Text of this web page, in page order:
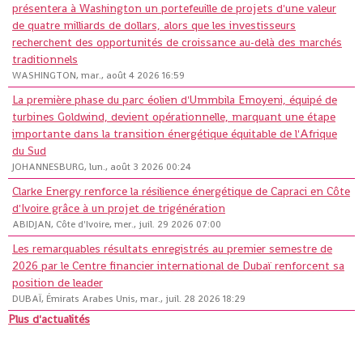
présentera à Washington un portefeuille de projets d'une valeur
de quatre milliards de dollars, alors que les investisseurs
recherchent des opportunités de croissance au-delà des marchés
traditionnels
WASHINGTON, mar., août 4 2026 16:59
La première phase du parc éolien d'Ummbila Emoyeni, équipé de
turbines Goldwind, devient opérationnelle, marquant une étape
importante dans la transition énergétique équitable de l'Afrique
du Sud
JOHANNESBURG, lun., août 3 2026 00:24
Clarke Energy renforce la résilience énergétique de Capraci en Côte
d'Ivoire grâce à un projet de trigénération
ABIDJAN, Côte d'Ivoire, mer., juil. 29 2026 07:00
Les remarquables résultats enregistrés au premier semestre de
2026 par le Centre financier international de Dubaï renforcent sa
position de leader
DUBAÏ, Émirats Arabes Unis, mar., juil. 28 2026 18:29
Plus d'actualités